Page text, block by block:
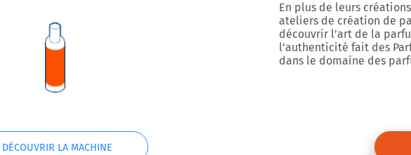
En plus de leurs
ateliers de création de
découvrir l’art de la
l’authenticité fait des
dans le domaine des
DÉCOUVRIR LA MACHINE